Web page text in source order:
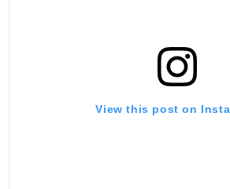
View this post on